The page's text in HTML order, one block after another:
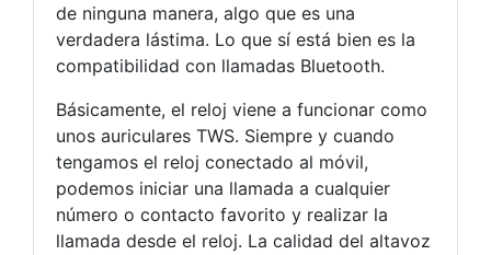
de ninguna manera, algo que es una
verdadera lástima. Lo que sí está bien es la
compatibilidad con llamadas Bluetooth.
Básicamente, el reloj viene a funcionar como
unos auriculares TWS. Siempre y cuando
tengamos el reloj conectado al móvil,
podemos iniciar una llamada a cualquier
número o contacto favorito y realizar la
llamada desde el reloj. La calidad del altavoz